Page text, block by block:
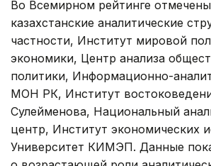
Во Всемирном рейтинге
казахстанские аналитические
частности, Институт мировой
экономики, Центр анализа
политики, Информационно-
МОН РК, Институт
Сулейменова, Национальный
центр, Институт экономических
Университет КИМЭП. Данные